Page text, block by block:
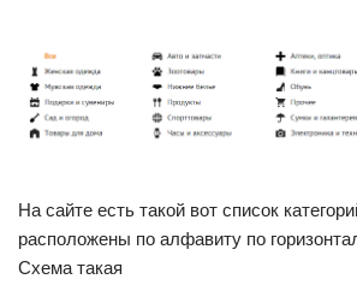
На сайте есть такой вот список
расположены по алфавиту по
Схема такая